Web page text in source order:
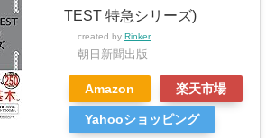
TEST 特急シリーズ)
created by Rinker
朝日新聞出版
Amazon 楽天市場
Yahooショッピング